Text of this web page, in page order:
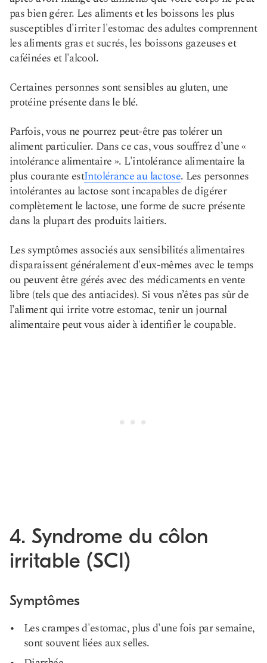
pas bien gérer. Les aliments et les boissons les plus
susceptibles d'irriter l'estomac des adultes comprennent
les aliments gras et sucrés, les boissons gazeuses et
caféinées et l'alcool.
Certaines personnes sont sensibles au gluten, une
protéine présente dans le blé.
Parfois, vous ne pourrez peut-être pas tolérer un
aliment particulier. Dans ce cas, vous souffrez d’une «
intolérance alimentaire ». L'intolérance alimentaire la
plus courante estIntolérance au lactose. Les personnes
intolérantes au lactose sont incapables de digérer
complètement le lactose, une forme de sucre présente
dans la plupart des produits laitiers.
Les symptômes associés aux sensibilités alimentaires
disparaissent généralement d'eux-mêmes avec le temps
ou peuvent être gérés avec des médicaments en vente
libre (tels que des antiacides). Si vous n’êtes pas sûr de
l’aliment qui irrite votre estomac, tenir un journal
alimentaire peut vous aider à identifier le coupable.
4. Syndrome du côlon
irritable (SCI)
Symptômes
Les crampes d'estomac, plus d'une fois par semaine,
sont souvent liées aux selles.